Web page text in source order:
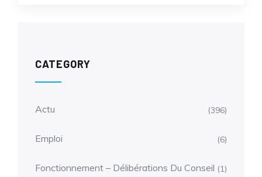
CATEGORY
Actu (396)
Emploi (6)
Fonctionnement – Délibérations Du Conseil (1)